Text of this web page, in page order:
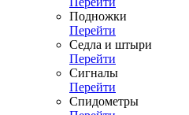
Подножки
Перейти
Седла и штыри
Перейти
Сигналы
Перейти
Спидометры